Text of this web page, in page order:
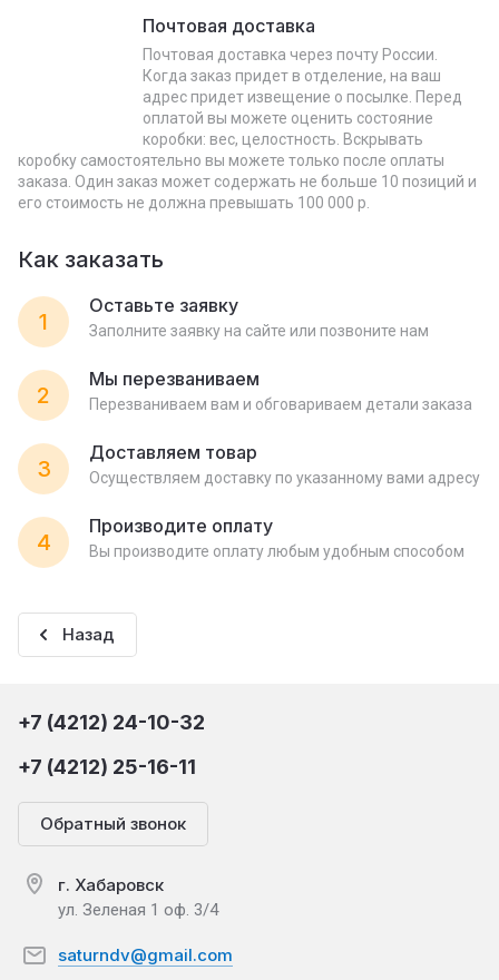
Почтовая доставка
Почтовая доставка через почту России.
Когда заказ придет в отделение, на ваш
адрес придет извещение о посылке. Перед
оплатой вы можете оценить состояние
коробки: вес, целостность. Вскрывать
коробку самостоятельно вы можете только после оплаты
заказа. Один заказ может содержать не больше 10 позиций и
его стоимость не должна превышать 100 000 р.
Как заказать
1
Оставьте заявку
Заполните заявку на сайте или позвоните нам
2
Мы перезваниваем
Перезваниваем вам и обговариваем детали заказа
3
Доставляем товар
Осуществляем доставку по указанному вами адресу
4
Производите оплату
Вы производите оплату любым удобным способом
Назад
+7 (4212) 24-10-32
+7 (4212) 25-16-11
Обратный звонок
г. Хабаровск
ул. Зеленая 1 оф. 3/4
saturndv@gmail.com